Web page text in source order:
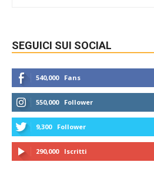
SEGUICI SUI SOCIAL
540,000 Fans
550,000 Follower
9,300 Follower
290,000 Iscritti